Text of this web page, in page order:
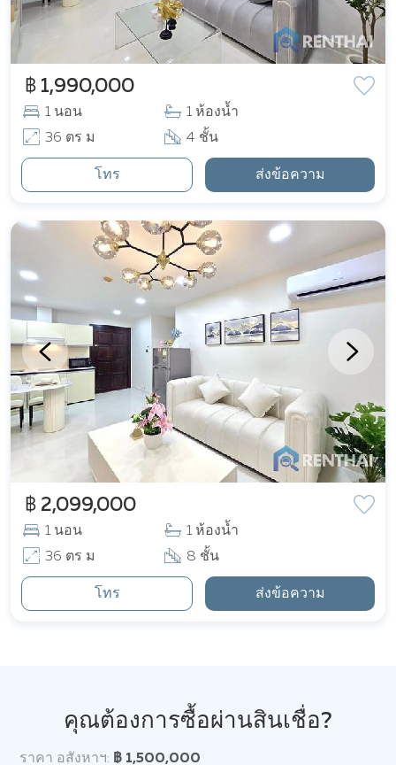
฿ 1,990,000
1 นอน
1 ห้องน้ำ
36 ตร ม
4 ชั้น
โทร ส่งข้อความ
฿ 2,099,000
1 นอน
1 ห้องน้ำ
36 ตร ม
8 ชั้น
โทร ส่งข้อความ
คุณต้องการซื้อผ่านสินเชื่อ?
ราคา อสังหาฯ: ฿ 1,500,000